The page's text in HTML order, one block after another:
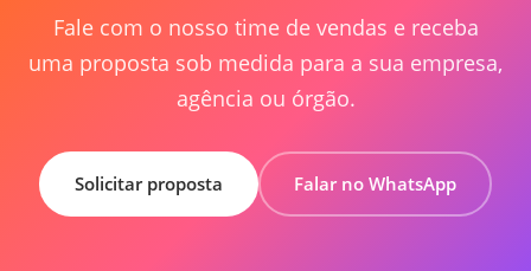
Fale com o nosso time de vendas e receba
uma proposta sob medida para a sua empresa,
agência ou órgão.
Solicitar proposta Falar no WhatsApp